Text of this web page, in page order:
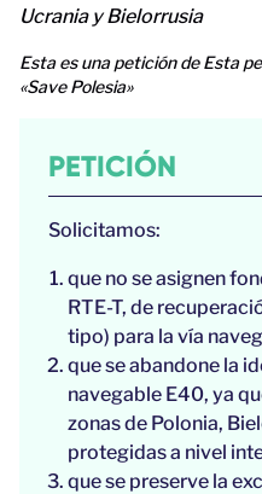
Ucrania y Bielorrusia
Esta es una petición de Esta
«Save Polesia»
PETICIÓN
Solicitamos:
que no se asignen
RTE-T, de
tipo) para la vía
que se abandone la
navegable E40, ya
zonas de Polonia,
protegidas a nivel
que se preserve la